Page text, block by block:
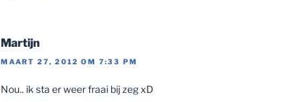
Martijn
MAART 27, 2012 OM 7:33 PM
Nou.. ik sta er weer fraai bij zeg xD